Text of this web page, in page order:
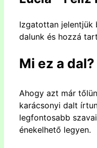
Izgatottan jelentjük
dalunk és hozzá
Mi ez a dal?
Ahogy azt már
karácsonyi dalt
legfontosabb
énekelhető legyen.